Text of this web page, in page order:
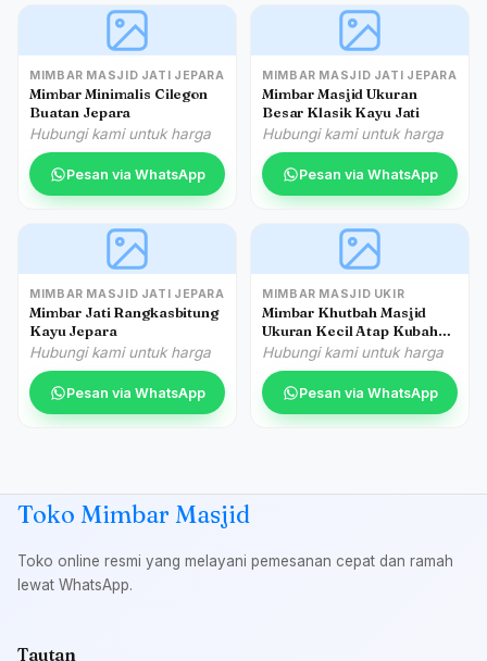
MIMBAR MASJID JATI JEPARA
Mimbar Minimalis Cilegon
Buatan Jepara
Hubungi kami untuk harga
Pesan via WhatsApp
MIMBAR MASJID JATI JEPARA
Mimbar Masjid Ukuran
Besar Klasik Kayu Jati
Hubungi kami untuk harga
Pesan via WhatsApp
MIMBAR MASJID JATI JEPARA
Mimbar Jati Rangkasbitung
Kayu Jepara
Hubungi kami untuk harga
Pesan via WhatsApp
MIMBAR MASJID UKIR
Mimbar Khutbah Masjid
Ukuran Kecil Atap Kubah
Jati
Hubungi kami untuk harga
Pesan via WhatsApp
Toko Mimbar Masjid
Toko online resmi yang melayani pemesanan cepat dan ramah
lewat WhatsApp.
Tautan